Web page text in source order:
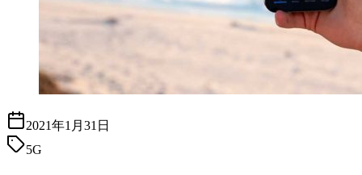
2021年1月31日
5G